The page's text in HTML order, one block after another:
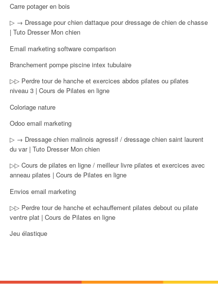
Carre potager en bois
▷ → Dressage pour chien dattaque pour dressage de chien de chasse
| Tuto Dresser Mon chien
Email marketing software comparison
Branchement pompe piscine intex tubulaire
▷▷ Perdre tour de hanche et exercices abdos pilates ou pilates
niveau 3 | Cours de Pilates en ligne
Coloriage nature
Odoo email marketing
▷ → Dressage chien malinois agressif / dressage chien saint laurent
du var | Tuto Dresser Mon chien
▷▷ Cours de pilates en ligne / meilleur livre pilates et exercices avec
anneau pilates | Cours de Pilates en ligne
Envios email marketing
▷▷ Perdre tour de hanche et echauffement pilates debout ou pilate
ventre plat | Cours de Pilates en ligne
Jeu élastique